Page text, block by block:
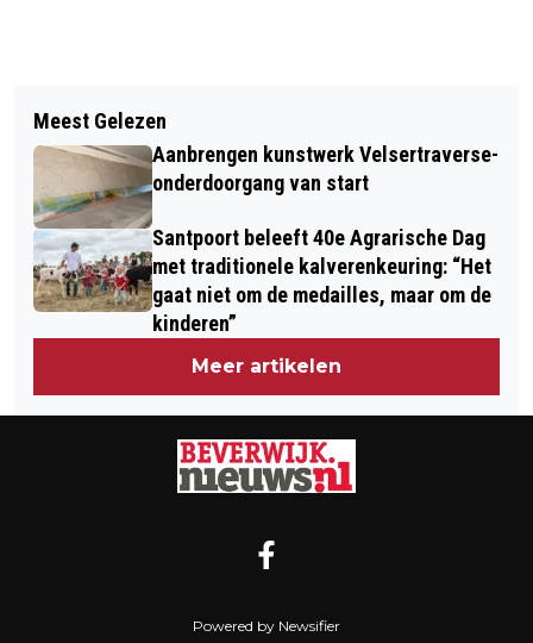
HEEL HEEMSKERK NAAR ISTANBUL
DE UFO’S VAN SOESTERBERG EN
PERFECT DAYS IN FILMHUIS DE
CIRKEL
Meest Gelezen
Aanbrengen kunstwerk Velsertraverse-
onderdoorgang van start
Santpoort beleeft 40e Agrarische Dag
met traditionele kalverenkeuring: “Het
gaat niet om de medailles, maar om de
kinderen”
Meer artikelen
Powered by Newsifier